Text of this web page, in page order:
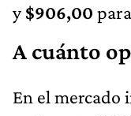
y$906,00
A cuánto
En el mercado